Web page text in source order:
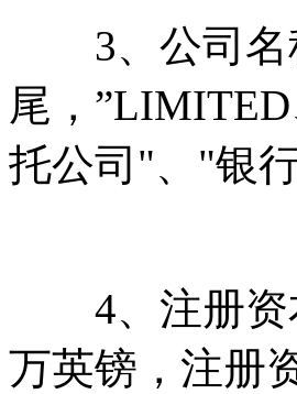
3、公司名
尾，
托公司"、"银
4、注册资
万英镑，注册